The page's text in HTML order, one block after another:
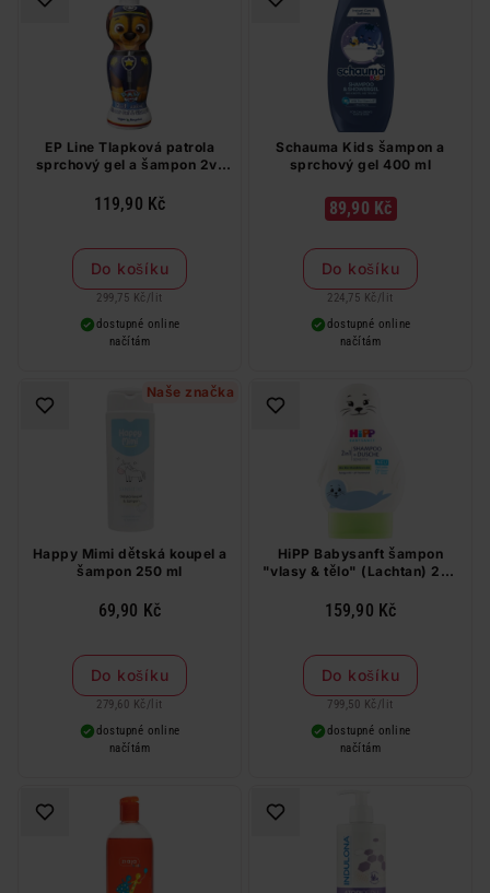
EP Line Tlapková patrola
sprchový gel a šampon 2v1
119,90 Kč
Do košíku
299,75 Kč / lit
dostupné online
načítám
Schauma Kids šampon a
sprchový gel 400 ml
89,90 Kč
Do košíku
224,75 Kč / lit
dostupné online
načítám
Naše značka
Happy Mimi dětská koupel a
šampon 250 ml
69,90 Kč
Do košíku
279,60 Kč / lit
dostupné online
načítám
HiPP Babysanft šampon
"vlasy & tělo" (Lachtan) 200
159,90 Kč
Do košíku
799,50 Kč / lit
dostupné online
načítám